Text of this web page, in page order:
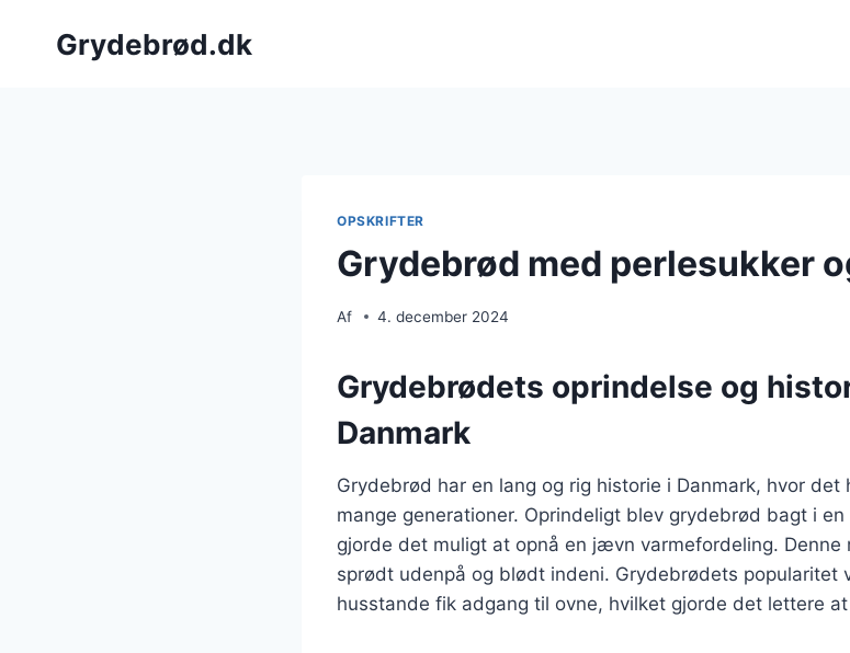
Grydebrød.dk
OPSKRIFTER
Grydebrød med perlesukker
Af 4. december 2024
Grydebrødets oprindelse og
Danmark
Grydebrød har en lang og rig historie i Danmark, hvor
mange generationer. Oprindeligt blev grydebrød bagt i
gjorde det muligt at opnå en jævn varmefordeling.
sprødt udenpå og blødt indeni. Grydebrødets popularitet
husstande fik adgang til ovne, hvilket gjorde det lettere